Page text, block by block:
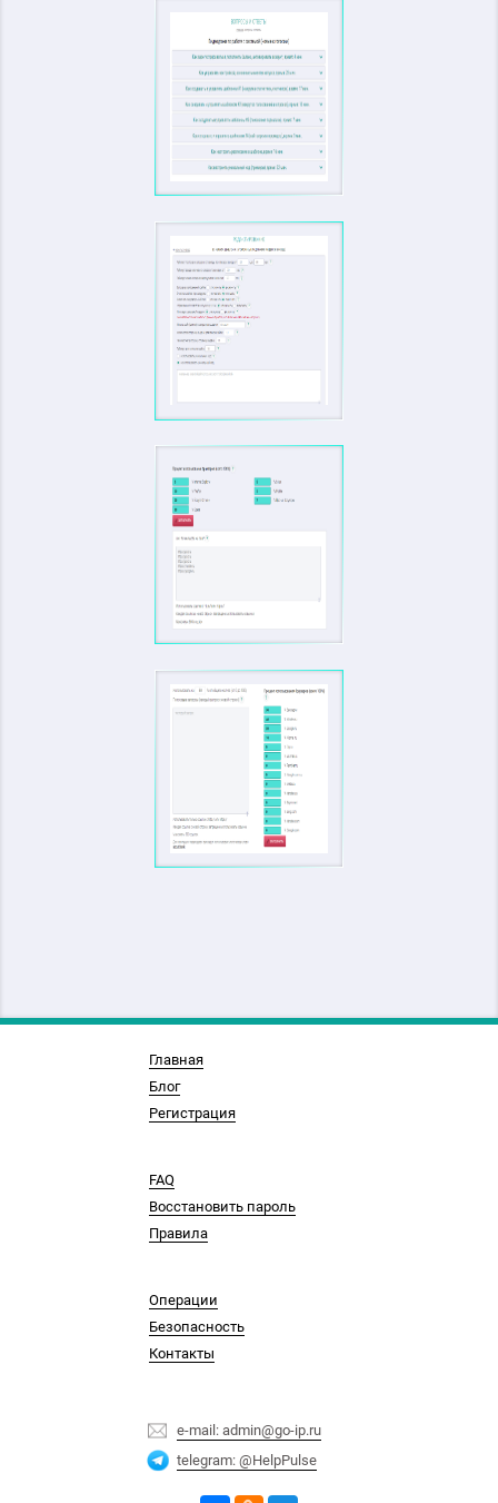
Главная
Блог
Регистрация
FAQ
Восстановить пароль
Правила
Операции
Безопасность
Контакты
e-mail: admin@go-ip.ru
telegram: @HelpPulse